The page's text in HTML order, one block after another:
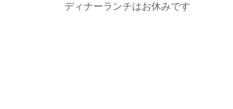
ディナーランチはお休みです